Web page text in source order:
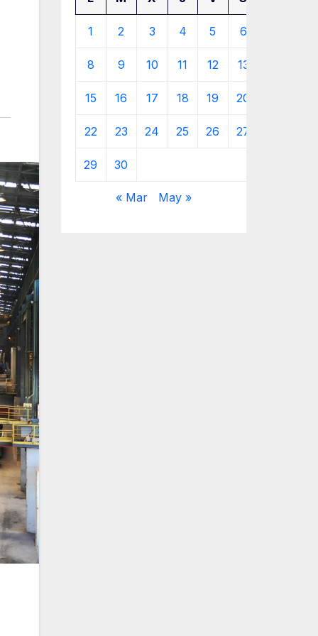
1 2 3 4 5 6
8 9 10 11 12 13
15 16 17 18 19 20
22 23 24 25 26 27
29 30
« Mar May »